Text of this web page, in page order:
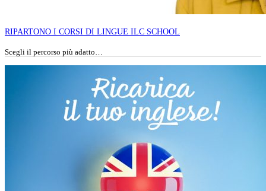
RIPARTONO I CORSI DI LINGUE ILC SCHOOL
Scegli il percorso più adatto…